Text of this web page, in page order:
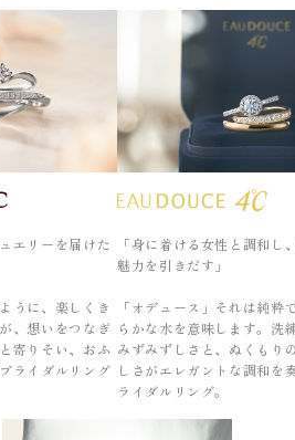
エリーを届けた
うに、楽しくき
、想いをつなぎ
寄りそい、おふ
ライダルリング
「身に着ける女性と調和し
魅力を引きだす」
「オデュース」それは純粋
らかな水を意味します。洗
みずみずしさと、ぬくもり
しさがエレガントな調和を
ライダルリング。